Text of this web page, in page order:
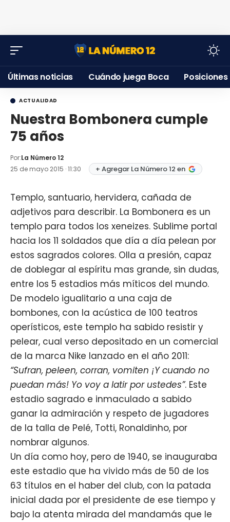
Últimas noticias Cuándo juega Boca Posiciones
ACTUALIDAD
Nuestra Bombonera cumple
75 años
Por:La Número 12
25 de mayo 2015 · 11:30
+ Agregar La Número 12 en
Templo, santuario, hervidera, cañada de
adjetivos para describir. La Bombonera es un
templo para todos los xeneizes. Sublime portal
hacia los 11 soldados que día a día pelean por
estos sagrados colores. Olla a presión, capaz
de doblegar al espíritu mas grande, sin dudas,
entre los 5 estadios más míticos del mundo.
De modelo igualitario a una caja de
bombones, con la acústica de 100 teatros
operísticos, este templo ha sabido resistir y
pelear, cual verso depositado en un comercial
de la marca Nike lanzado en el año 2011:
“Sufran, peleen, corran, vomiten ¡Y cuando no
puedan más! Yo voy a latir por ustedes”. Este
estadio sagrado e inmaculado a sabido
ganar la admiración y respeto de jugadores
de la talla de Pelé, Totti, Ronaldinho, por
nombrar algunos.
Un día como hoy, pero de 1940, se inauguraba
este estadio que ha vivido más de 50 de los
63 títulos en el haber del club, con la patada
inicial dada por el presidente de ese tiempo y
bajo la atenta mirada del mandamás que le